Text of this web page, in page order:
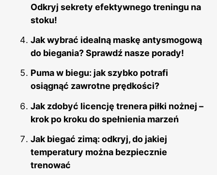
Odkryj sekrety efektywnego treningu na
stoku!
Jak wybrać idealną maskę antysmogową
do biegania? Sprawdź nasze porady!
Puma w biegu: jak szybko potrafi
osiągnąć zawrotne prędkości?
Jak zdobyć licencję trenera piłki nożnej –
krok po kroku do spełnienia marzeń
Jak biegać zimą: odkryj, do jakiej
temperatury można bezpiecznie
trenować